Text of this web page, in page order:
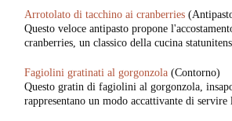
Arrotolato di tacchino ai cranberries
Questo veloce antipasto propone
cranberries, un classico della cucina
Fagiolini gratinati al gorgonzola (Contorno)
Questo gratin di fagiolini al gorgonzola,
rappresentano un modo accattivante di servire